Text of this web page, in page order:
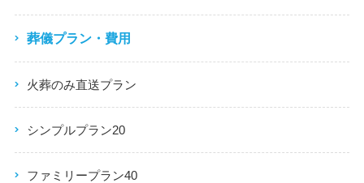
葬儀プラン・費用
火葬のみ直送プラン
シンプルプラン20
ファミリープラン40